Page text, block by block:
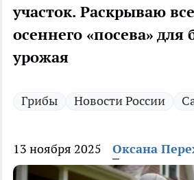
участок. Раскрываю
осеннего «посева» для
урожая
Грибы Новости России
13 ноября 2025 Оксана